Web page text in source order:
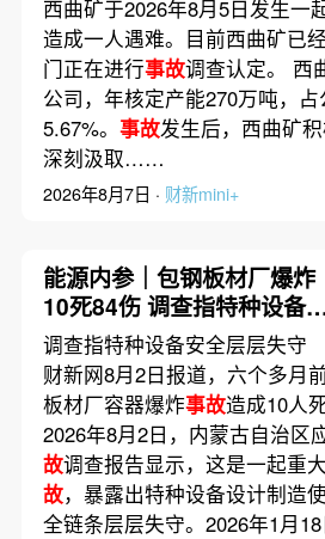
西曲矿于2026年8月5日发生一
造成一人遇难。目前西曲矿已
门正在进行事故调查认定。 西
公司，年核定产能270万吨，
5.67%。 事故发生后，西曲矿
深刻汲取……
2026年8月7日 · 财新mini+
能源内参｜包钢板材厂爆炸
10死84伤 调查指特种设备
全层层失守；国家电网原董
事长辛保安被调查
调查指特种设备安全层层失守
财新网8月2日报道，六个多月
板材厂容器爆炸事故造成10人
2026年8月2日，内蒙古自治区
故调查报告显示，这是一起重
故，暴露出特种设备设计制造
全链条层层失守。2026年1月